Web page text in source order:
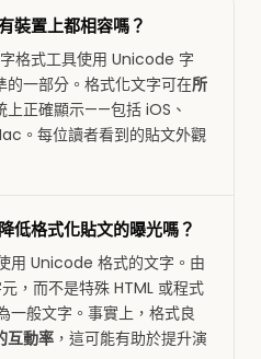
裝置上都相容嗎？
格式工具使用 Unicode 字
一部分。格式化文字可在所
上正確顯示——包括 iOS、
。每位讀者看到的貼文外觀
低格式化貼文的曝光嗎？
用 Unicode 格式的文字。由
，而不是特殊 HTML 或程式
一般文字。事實上，格式良
互動率 ，這可能有助於提升演